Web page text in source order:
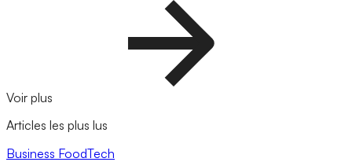
Voir plus
Articles les plus lus
Business FoodTech